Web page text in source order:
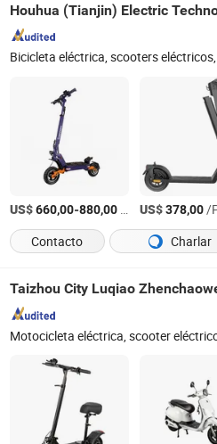
Houhua (Tianjin) Electric
US$660,00-880,00 US$378,00/
Contacto
Charlar